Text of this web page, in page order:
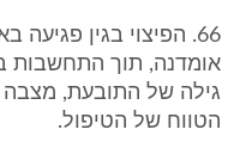
66. הפיצוי בגין
אומדנה, תוך התחשבות
גילה של התובעת, מצבה
הטווח של הטיפול.